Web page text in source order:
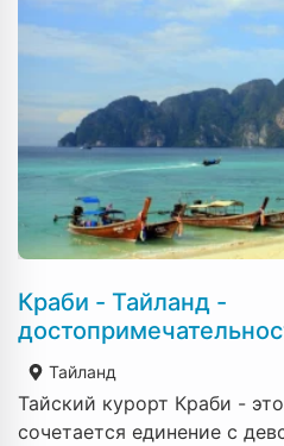
Краби - Тайланд -
Тайланд
Тайский курорт Краби -
сочетается единение с